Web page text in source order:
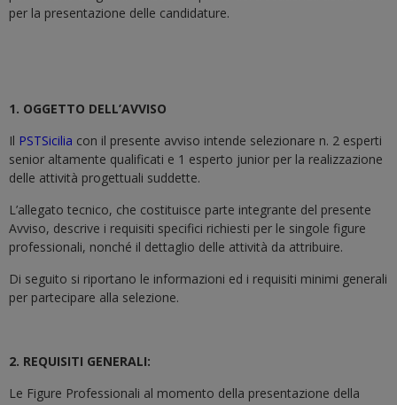
per la presentazione delle candidature.
1. OGGETTO DELL’AVVISO
Il PSTSicilia con il presente avviso intende selezionare n. 2 esperti
senior altamente qualificati e 1 esperto junior per la realizzazione
delle attività progettuali suddette.
L’allegato tecnico, che costituisce parte integrante del presente
Avviso, descrive i requisiti specifici richiesti per le singole figure
professionali, nonché il dettaglio delle attività da attribuire.
Di seguito si riportano le informazioni ed i requisiti minimi generali
per partecipare alla selezione.
2. REQUISITI GENERALI:
Le Figure Professionali al momento della presentazione della